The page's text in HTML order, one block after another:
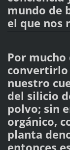
mundo de
el que nos
Por
convertirlo
nuestro
del silicio
polvo; sin
orgánico,
planta